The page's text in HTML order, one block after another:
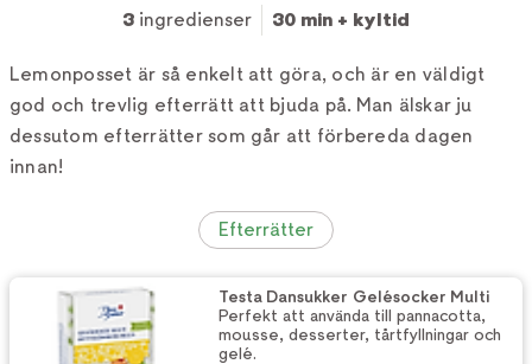
3 ingredienser 30 min + kyltid
Lemonposset är så enkelt att göra, och är en väldigt
god och trevlig efterrätt att bjuda på. Man älskar ju
dessutom efterrätter som går att förbereda dagen
innan!
Efterrätter
Testa Dansukker Gelésocker Multi
Perfekt att använda till pannacotta,
mousse, desserter, tårtfyllningar och
gelé.